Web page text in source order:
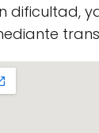
dificultad,